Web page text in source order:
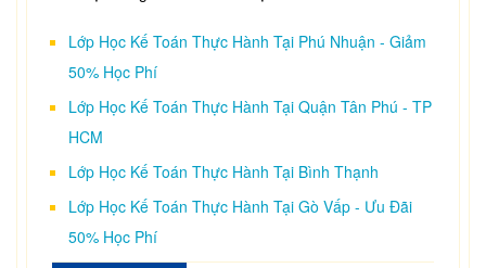
Lớp Học Kế Toán Thực Hành Tại Phú Nhuận - Giảm
50% Học Phí
Lớp Học Kế Toán Thực Hành Tại Quận Tân Phú - TP
HCM
Lớp Học Kế Toán Thực Hành Tại Bình Thạnh
Lớp Học Kế Toán Thực Hành Tại Gò Vấp - Ưu Đãi
50% Học Phí